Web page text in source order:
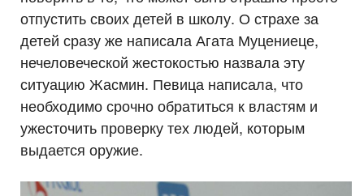
отпустить своих детей в школу. О страхе за
детей сразу же написала Агата Муцениеце,
нечеловеческой жестокостью назвала эту
ситуацию Жасмин. Певица написала, что
необходимо срочно обратиться к властям и
ужесточить проверку тех людей, которым
выдается оружие.